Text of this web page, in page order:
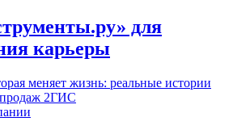
для
карьеры